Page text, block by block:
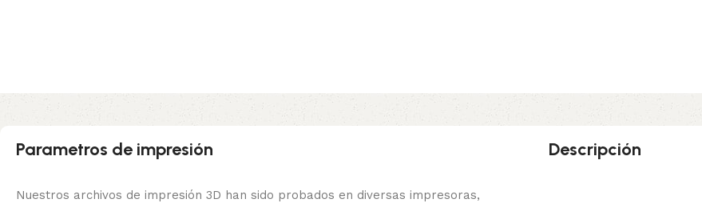
Parametros de impresión
Nuestros archivos de impresión 3D han sido probados en diversas impresoras,
Descripción